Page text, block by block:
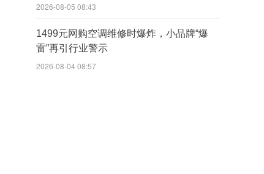
2026-08-05 08:43
1499元网购空调维修时爆炸，小品牌“爆
雷”再引行业警示
2026-08-04 08:57